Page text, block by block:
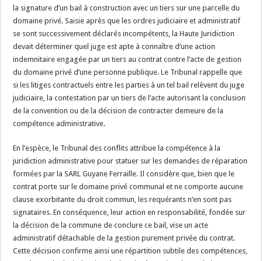
la signature d’un bail à construction avec un tiers sur une parcelle du
domaine privé. Saisie après que les ordres judiciaire et administratif
se sont successivement déclarés incompétents, la Haute Juridiction
devait déterminer quel juge est apte à connaître d’une action
indemnitaire engagée par un tiers au contrat contre l’acte de gestion
du domaine privé d’une personne publique. Le Tribunal rappelle que
si les litiges contractuels entre les parties à un tel bail relèvent du juge
judiciaire, la contestation par un tiers de l’acte autorisant la conclusion
de la convention ou de la décision de contracter demeure de la
compétence administrative.
En l’espèce, le Tribunal des conflits attribue la compétence à la
juridiction administrative pour statuer sur les demandes de réparation
formées par la SARL Guyane Ferraille. Il considère que, bien que le
contrat porte sur le domaine privé communal et ne comporte aucune
clause exorbitante du droit commun, les requérants n’en sont pas
signataires. En conséquence, leur action en responsabilité, fondée sur
la décision de la commune de conclure ce bail, vise un acte
administratif détachable de la gestion purement privée du contrat.
Cette décision confirme ainsi une répartition subtile des compétences,